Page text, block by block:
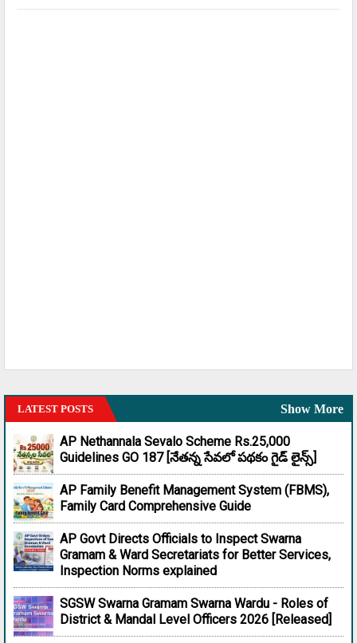
LATEST POSTS Show More
AP Nethannala Sevalo Scheme Rs.25,000
Guidelines GO 187 [నేతన్న సేవలో పథకం గైడ్ లైన్స్]
AP Family Benefit Management System (FBMS),
Family Card Comprehensive Guide
AP Govt Directs Officials to Inspect Swarna
Gramam & Ward Secretariats for Better Services,
Inspection Norms explained
SGSW Swarna Gramam Swarna Wardu - Roles of
District & Mandal Level Officers 2026 [Released]